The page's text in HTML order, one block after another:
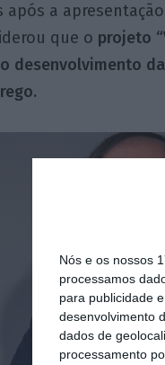
Nós e os nossos
processamos
para publicidade
desenvolvimento
dados de
processamento
após a
que o projeto
desenvolvimento